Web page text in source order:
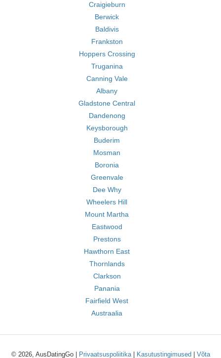
Craigieburn
Berwick
Baldivis
Frankston
Hoppers Crossing
Truganina
Canning Vale
Albany
Gladstone Central
Dandenong
Keysborough
Buderim
Mosman
Boronia
Greenvale
Dee Why
Wheelers Hill
Mount Martha
Eastwood
Prestons
Hawthorn East
Thornlands
Clarkson
Panania
Fairfield West
Austraalia
© 2026, AusDatingGo | Privaatsuspoliitika| Kasutustingimused Võta